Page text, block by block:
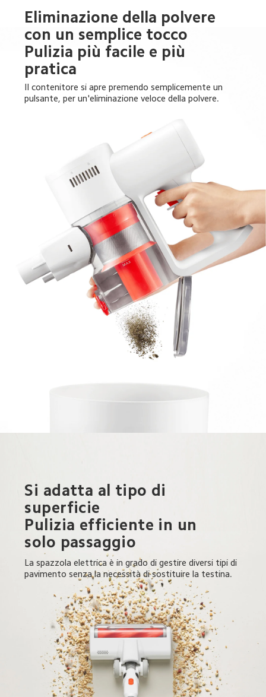
Eliminazione della polvere
con un semplice tocco
Pulizia più facile e più
pratica
Il contenitore si apre premendo semplicemente un
pulsante, per un'eliminazione veloce della polvere.
Si adatta al tipo di
superficie
Pulizia efficiente in un
solo passaggio
La spazzola elettrica è in grado di gestire diversi tipi di
pavimento senza la necessità di sostituire la testina.